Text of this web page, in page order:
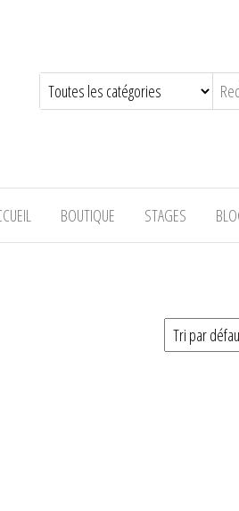
BOUTIQUE STAGES